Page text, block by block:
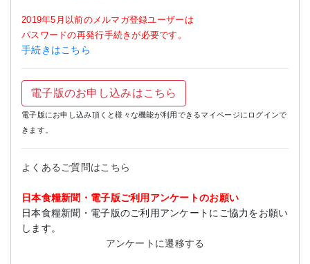
2019年5月以前のメルマガ登録ユーザーは
パスワードの再発行手続きが必要です。
手続きはこちら
電子版のお申し込みはこちら
電子版にお申し込み頂くと様々な機能が利用できるマイページにログインで
きます。
よくあるご質問はこちら
日本食糧新聞・電子版ご利用アンケートのお願い
日本食糧新聞・電子版のご利用アンケートにご協力をお願い
します。
アンケートに遷移する